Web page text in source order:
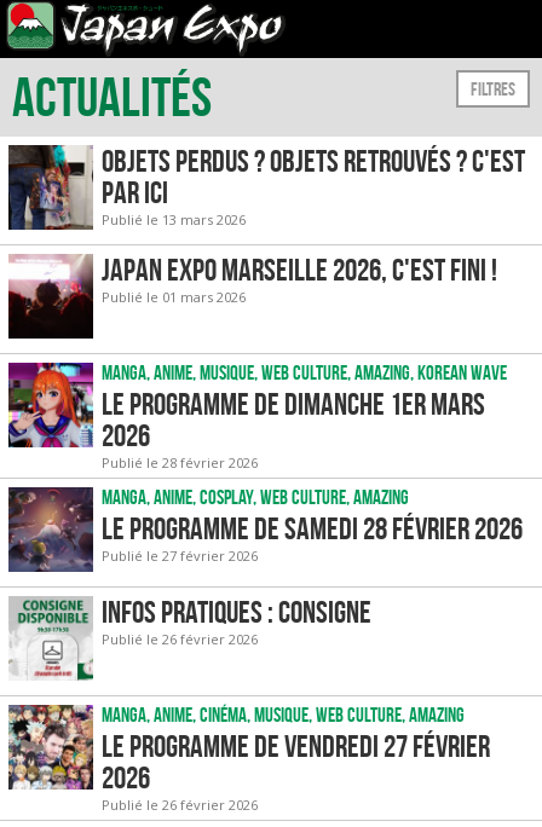
Filtres
Actualités
Objets perdus ? Objets retrouvés ? C'est
par ici
Publié le 13 mars 2026
Japan Expo Marseille 2026, c'est fini !
Publié le 01 mars 2026
Manga, Anime, Musique, Web culture, Amazing, Korean wave
Le programme de dimanche 1er mars
2026
Publié le 28 février 2026
Manga, Anime, Cosplay, Web culture, Amazing
Le programme de samedi 28 février 2026
Publié le 27 février 2026
Infos pratiques : Consigne
Publié le 26 février 2026
Manga, Anime, Cinéma, Musique, Web culture, Amazing
Le programme de vendredi 27 février
2026
Publié le 26 février 2026